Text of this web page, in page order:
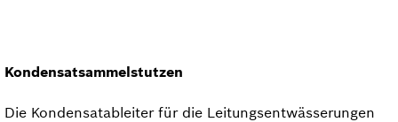
Kondensatsammelstutzen
Die Kondensatableiter für die Leitungsentwässerungen